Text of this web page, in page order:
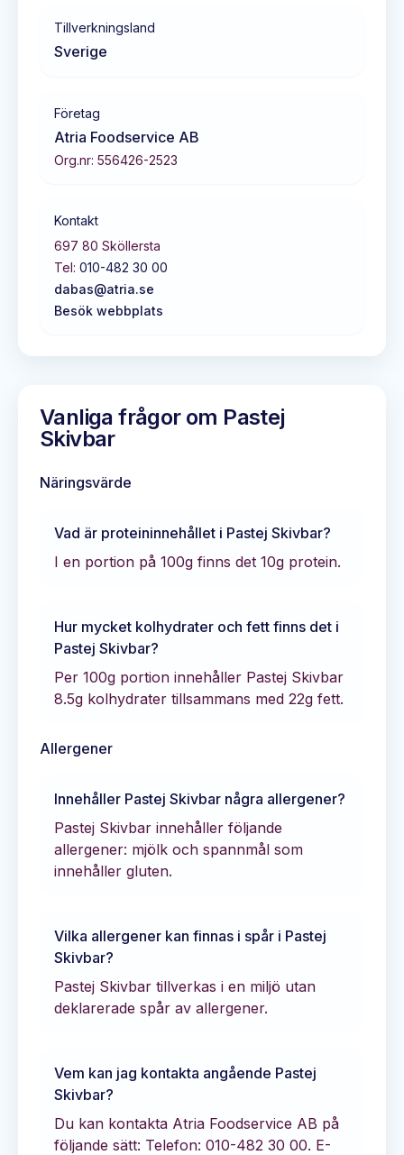
Tillverkningsland
Sverige
Företag
Atria Foodservice AB
Org.nr: 556426-2523
Kontakt
697 80 Sköllersta
Tel: 010-482 30 00
dabas@atria.se
Besök webbplats
Vanliga frågor om Pastej
Skivbar
Näringsvärde
Vad är proteininnehållet i Pastej Skivbar?
I en portion på 100g finns det 10g protein.
Hur mycket kolhydrater och fett finns det i
Pastej Skivbar?
Per 100g portion innehåller Pastej Skivbar
8.5g kolhydrater tillsammans med 22g fett.
Allergener
Innehåller Pastej Skivbar några allergener?
Pastej Skivbar innehåller följande
allergener: mjölk och spannmål som
innehåller gluten.
Vilka allergener kan finnas i spår i Pastej
Skivbar?
Pastej Skivbar tillverkas i en miljö utan
deklarerade spår av allergener.
Vem kan jag kontakta angående Pastej
Skivbar?
Du kan kontakta Atria Foodservice AB på
följande sätt: Telefon: 010-482 30 00. E-